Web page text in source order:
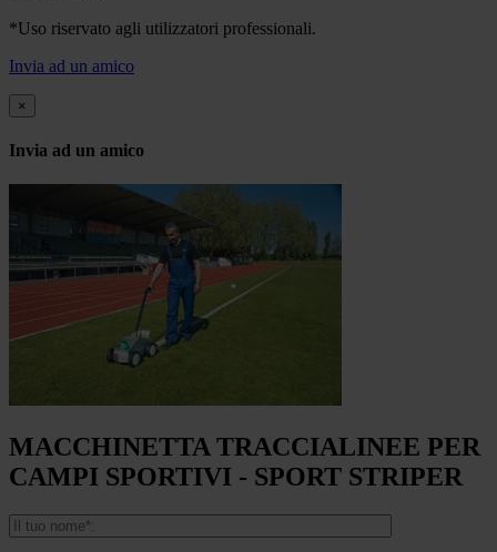
*Uso riservato agli utilizzatori professionali.
Invia ad un amico
×
Invia ad un amico
MACCHINETTA TRACCIALINEE PER
CAMPI SPORTIVI - SPORT STRIPER